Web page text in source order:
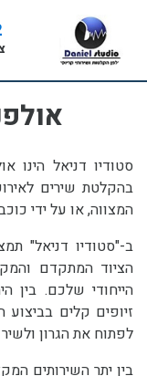
סטודיו דניאל הינו
בהקלטת שירים
המצווה, או על ידי
ב-"סטודיו דניאל"
הציוד המתקדם
הייחודי שלכם. בין
זיופים קלים
לפתוח את הגרון
בין יתר השירותים